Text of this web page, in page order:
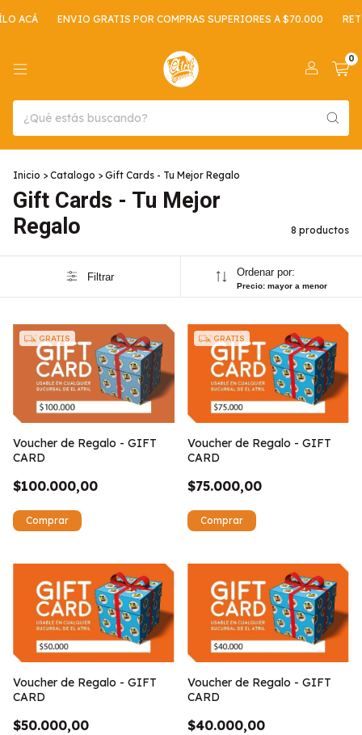
ACÁ ENVIO GRATIS POR COMPRAS SUPERIORES A $70.000
0
Inicio > Catalogo > Gift Cards - Tu Mejor Regalo
Gift Cards - Tu Mejor
Regalo
8 productos
Filtrar Ordenar por:
Precio: mayor a menor
GRATIS
Voucher de Regalo - GIFT
CARD
$100.000,00
GRATIS
Voucher de Regalo - GIFT
CARD
$75.000,00
Voucher de Regalo - GIFT
CARD
$50.000,00
Voucher de Regalo - GIFT
CARD
$40.000,00